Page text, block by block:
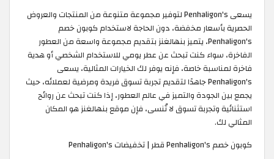
يسعى Penhaligon's لتوفير مجموعة متنوعة من المنتجات والعروض
الحصرية بأسعار مخفضة، دون الحاجة لاستخدام كوبون خصم
Penhaligon's، يتميز بنهالغنز بتقديم مجموعة واسعة من العطور
الفاخرة، سواء كنت تبحث عن عطر يومي للاستخدام الشخصي أو هدية
فاخرة لمناسبة خاصة، فإنه يوفر لك الخيارات المثالية، يسعى
Penhaligon's جاهدًا لتقديم تجربة تسوق فريدة ومرضية لعملائه، حيث
يجمع بين الجودة والتميز في عالم العطور، إذا كنت تبحث عن روائح
استثنائية وتجربة تسوق لا تُنسى، فإن موقع بنهالغنز هو المكان
المثالي لك.
كوبون خصم Penhaligon's قطر | تخفيضات Penhaligon's